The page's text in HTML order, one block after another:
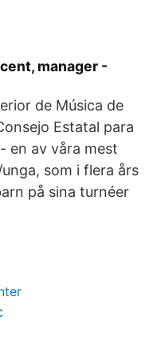
manager -
de Música de
Estatal para
en av våra mest
som i flera års
på sina turnéer